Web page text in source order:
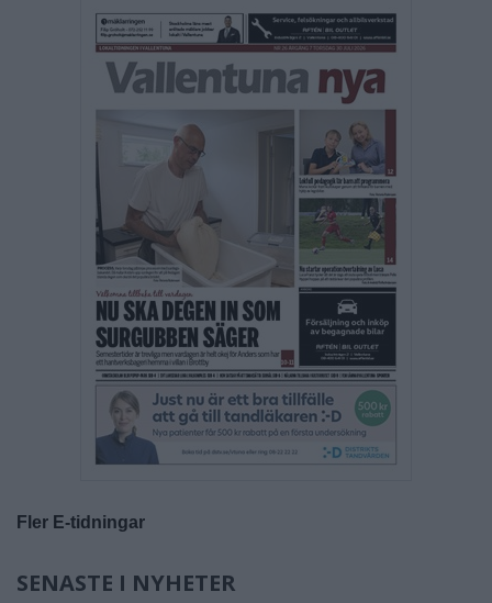
Fler E-tidningar
SENASTE I NYHETER